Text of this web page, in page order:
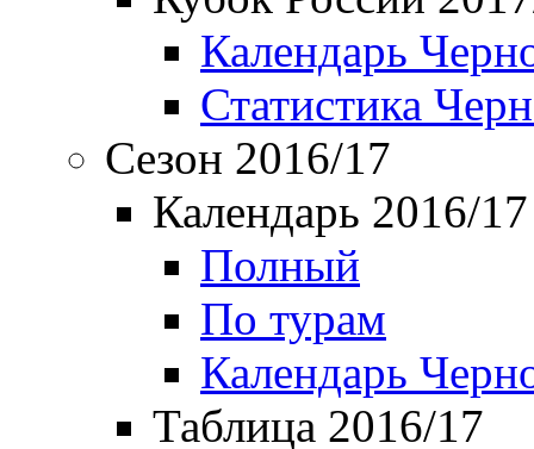
Календарь
Статистика
Сезон 2016/17
Календарь 2016/17
Полный
По турам
Календарь
Таблица 2016/17